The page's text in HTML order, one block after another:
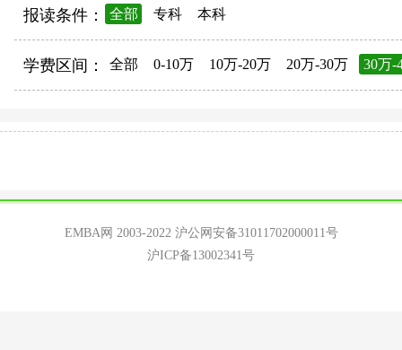
报读条件： 全部 专科 本科
学费区间： 全部 0-10万 10万-20万 20万-30万 30万-
EMBA网 2003-2022 沪公网安备31011702000011号
沪ICP备13002341号